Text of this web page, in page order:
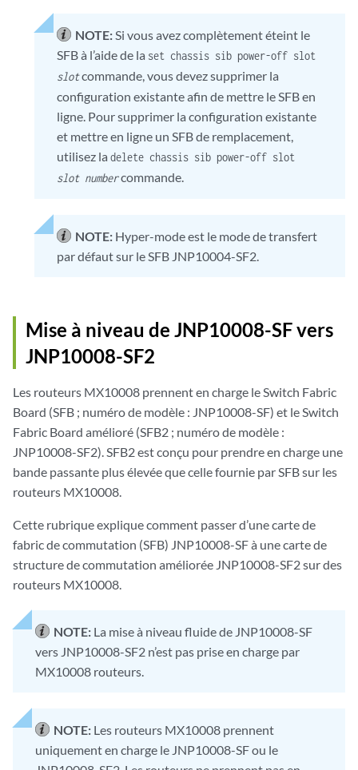
Plane 3              Switch Fabric Board 0
Plane 4              Switch Fabric Board 1
Plane 5              Switch Fabric Board 1
Plane 6              Switch Fabric Board 1
Plane 8              Switch Fabric Board 2
Plane 9              Switch Fabric Board 2
Plane 10             Switch Fabric Board 2
Plane 11             Switch Fabric Board 2
Plane 12             Switch Fabric Board 3
Plane 14             Switch Fabric Board 3
Plane 15             Switch Fabric Board 3
Plane 16             Switch Fabric Board 4
Plane 17             Switch Fabric Board 4
Plane 21             Switch Fabric Board 5
Plane 22             Switch Fabric Board 5
NOTE: Si vous avez complètement éteint le
SFB à l’aide de la set chassis sib power-off slot
slotcommande, vous devez supprimer la
configuration existante afin de mettre le SFB en
ligne. Pour supprimer la configuration existante
et mettre en ligne un SFB de remplacement,
utilisez ladelete chassis sib power-off slot
slot numbercommande.
NOTE: Hyper-mode est le mode de transfert
par défaut sur le SFB JNP10004-SF2.
Mise à niveau de JNP10008-SF vers
JNP10008-SF2
Les routeurs MX10008 prennent en charge le Switch Fabric
Board (SFB ; numéro de modèle : JNP10008-SF) et le Switch
Fabric Board amélioré (SFB2 ; numéro de modèle :
JNP10008-SF2). SFB2 est conçu pour prendre en charge une
bande passante plus élevée que celle fournie par SFB sur les
routeurs MX10008.
Cette rubrique explique comment passer d’une carte de
fabric de commutation (SFB) JNP10008-SF à une carte de
structure de commutation améliorée JNP10008-SF2 sur des
routeurs MX10008.
NOTE: La mise à niveau fluide de JNP10008-SF
vers JNP10008-SF2 n’est pas prise en charge par
MX10008 routeurs.
NOTE: Les routeurs MX10008 prennent
uniquement en charge le JNP10008-SF ou le